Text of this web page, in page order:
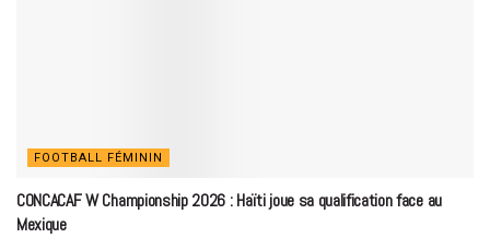
FOOTBALL FÉMININ
CONCACAF W Championship 2026 : Haïti joue sa qualification face au
Mexique